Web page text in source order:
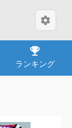
settings
emoji_events
ランキング